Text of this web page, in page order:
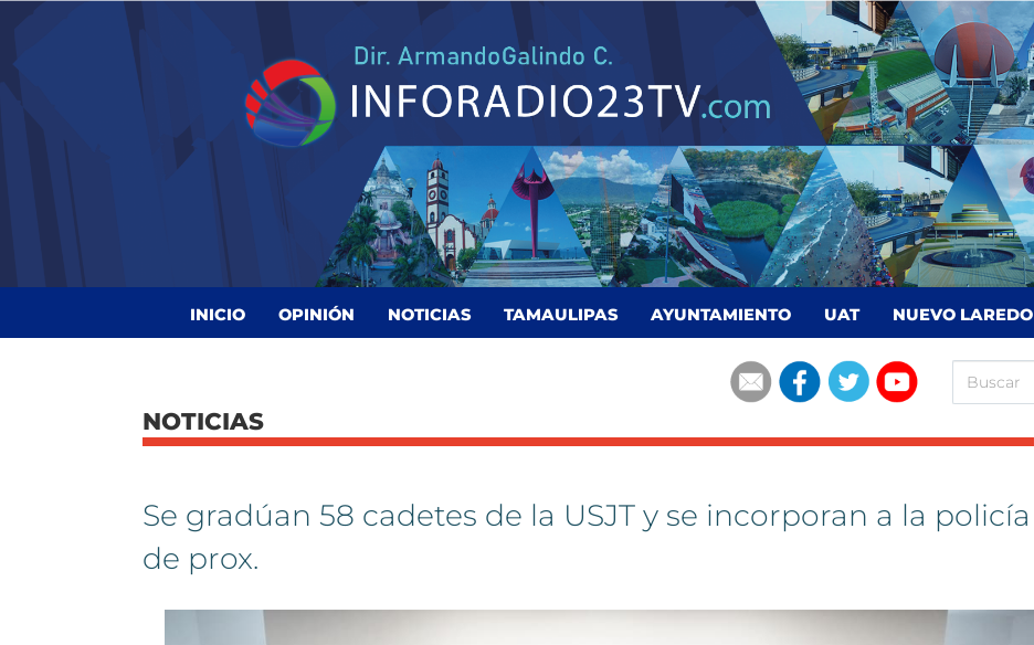
INICIO OPINIÓN NOTICIAS TAMAULIPAS AYUNTAMIENTO UAT NUEVO LAREDO
NOTICIAS
Se gradúan 58 cadetes de la USJT y se incorporan a la policía
de prox.